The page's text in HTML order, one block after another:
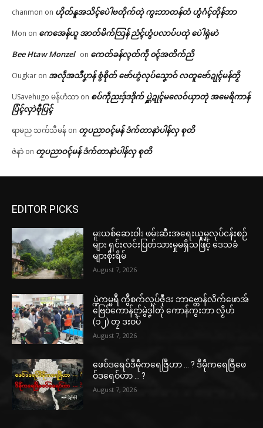
chanmon on ဟိုတ်နူအသိၚ်ပေဲါဗတိုက်တုဲ ကွးဘာတန်တံ ဟွံဂံၚ်တိုန်ဘာ
Mon on ကေအေန်ယူ အာတ်မိက်သြန် ညံၚ်ဟွံပလာပ်ပထုဲ ပေဲါရုဲမာဲ
Bee Htaw Monzel on ကေတ်ခန်လ္ၚတ်ကဵု ၀ၚ်အတိက်ညိ
Ougkar on အလဵုအသဳပၞာန် စွံစိုတ် ဗော်ဟွံလုပ်သၞောဝ် လတူဗော်ဍုၚ်မန်တၟိ
USavehugo မန်ဟံသာ on စပ်ကဵုညးဒှ်ဒဒိုက် ပ္ဋဲဍုၚ်မလေဝ်ယှာတုဲ အမေရိကာန်
ပြံၚ်လှာဲဗီုပြၚ်
ရာမည သက်သီမန် on တၠပညာဝၚ်မန် ဒံက်တာနာဲပါန်လှ စုတိ
ဇဲနာဲ on တၠပညာဝၚ်မန် ဒံက်တာနာဲပါန်လှ စုတိ
EDITOR PICKS
မူးယစ်ဆေးဝါး ဖမ်းဆီးအရေးယူမှုလုပ်ငန်းစဉ်
များ ရှင်းလင်းပြတ်သားမှုမရှိသဖြင့် ဒေသခံ
များစိုးရိမ်
August 7, 2026
ပ္ဍဲကမ္မရဳ ကွဳစက်လုပ်ဇီုဒး ဘာဗ္တောန်လိက်ဖောအ်
ဗြေဝ်ကောန်ၚာ်မွဲဒၞါဲတုဲ ကောန်ကွးဘာ လၟိဟ်
(၁၂) တၠ ဒးဝပ်
August 7, 2026
ဖေဝ်ဒရေဝ်ဒဳမဵုကရေဇြဳဟာ … ? ဒဳမဵုကရေဇြဳဖေ
ဝ်ဒရေဝ်ဟာ … ?
August 7, 2026